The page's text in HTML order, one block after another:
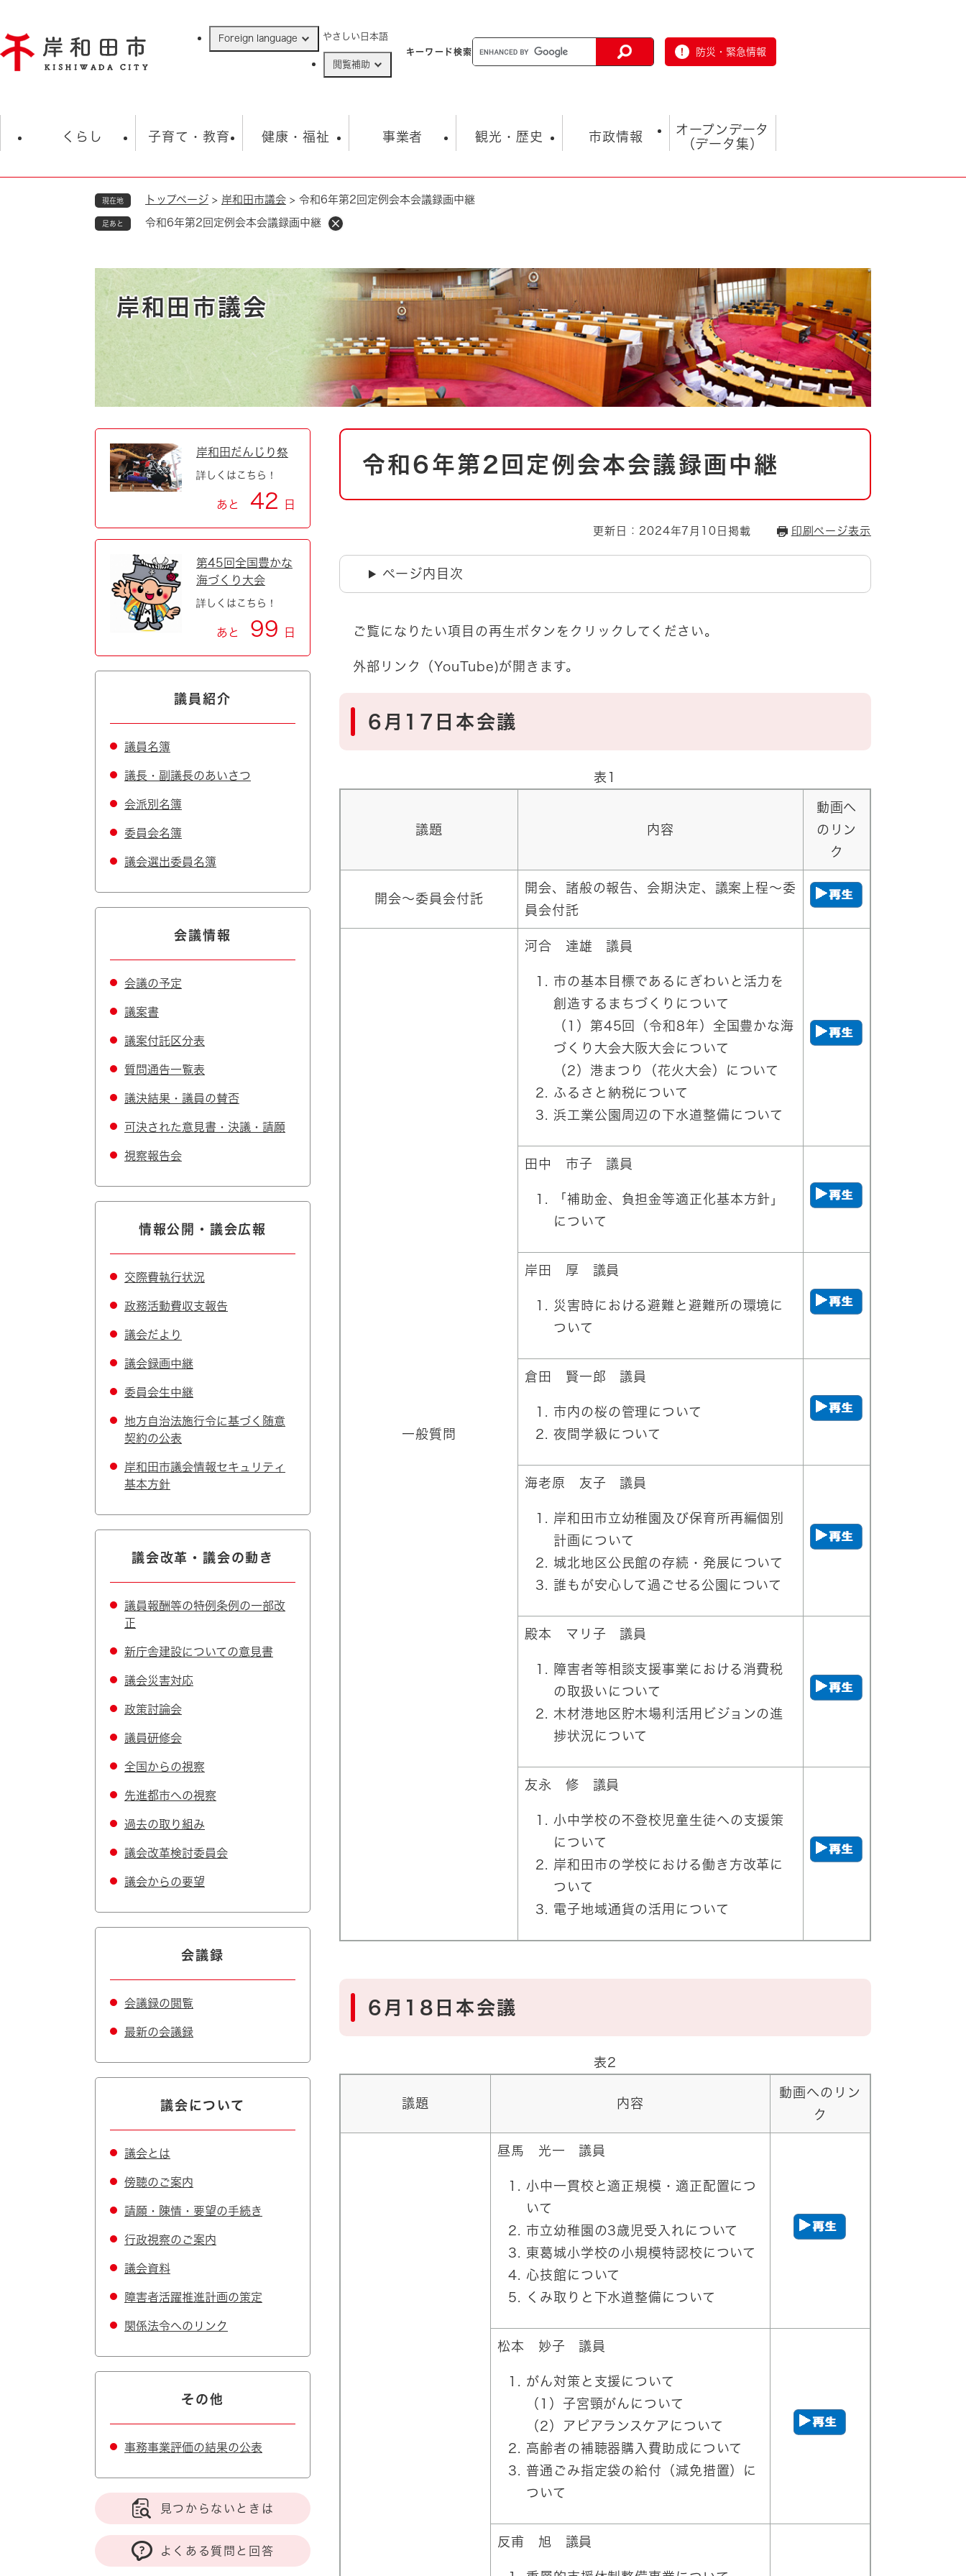
ジ
の
Foreign language やさしい日本語
閲覧補助
キーワード検索 防災・緊急情報
くらし
住民票・戸籍
ごみ・衛生・動物 救急・消防
防災・防犯 上水道・下水道
自然・環境・公園 住宅
引っ越し おくやみ
男女共同参画
地域コミュニティ・ボラン
道路・河川・交通 まちづくり
国際交流
子育て・教育
学校 子育て
健康・福祉
福祉・健康・生活 生涯学習・スポーツ
事業者
入札・契約情報
環境 福祉・介護
とじる
観光・歴史
観光 観光スポット
とじる
市政情報
市の概要
市政 職員採用情報
市役所・施設の案内
オープンデータ
（データ集）
オープンデータ
現在地 トップページ > 岸和田市議会 > 令和6年第2回定例会本会議録画中継
足あと 令和6年第2回定例会本会議録画中継
岸和田市議会
本
令和6年第2回定例会本会議録画中継
更新日：2024年7月10日掲載 印刷ページ表示
ページ内目次
ご覧になりたい項目の再生ボタンをクリックしてください。
外部リンク（YouTube)が開きます。
6月17日本会議
表1
議題 内容
動画へ
のリン
ク
開会～委員会付託
開会、諸般の報告、会期決定、議案上程～委
員会付託
一般質問
河合 達雄 議員
市の基本目標であるにぎわいと活力を
創造するまちづくりについて
（1）第45回（令和8年）全国豊かな海
づくり大会大阪大会について
（2）港まつり（花火大会）について
ふるさと納税について
浜工業公園周辺の下水道整備について
田中 市子 議員
「補助金、負担金等適正化基本方針」
について
岸田 厚 議員
災害時における避難と避難所の環境に
ついて
倉田 賢一郎 議員
市内の桜の管理について
夜間学級について
海老原 友子 議員
​岸和田市立幼稚園及び保育所再編個別
計画について
城北地区公民館の存続・発展について
誰もが安心して過ごせる公園について
殿本 マリ子 議員
​障害者等相談支援事業における消費税
の取扱いについて
木材港地区貯木場利活用ビジョンの進
捗状況について
友永 修 議員​
​小中学校の不登校児童生徒への支援策
について
岸和田市の学校における働き方改革に
ついて
電子地域通貨の活用について
6月18日本会議
表2
議題 内容
動画へのリン
ク
昼馬 光一 議員
​小中一貫校と適正規模・適正配置につ
いて
市立幼稚園の3歳児受入れについて
東葛城小学校の小規模特認校について
心技館について
くみ取りと下水道整備について
松本 妙子 議員
​がん対策と支援について
（1）子宮頸がんについて
（2）アピアランスケアについて
高齢者の補聴器購入費助成について
普通ごみ指定袋の給付（減免措置）に
ついて
反甫 旭 議員
岸和田だんじり祭
詳しくはこちら！
あと 42 日
第45回全国豊かな
海づくり大会
詳しくはこちら！
あと 99 日
議員紹介
議員名簿
議長・副議長のあいさつ
会派別名簿
委員会名簿
議会選出委員名簿
会議情報
会議の予定
議案書
議案付託区分表
質問通告一覧表
議決結果・議員の賛否
可決された意見書・決議・請願
視察報告会
情報公開・議会広報
交際費執行状況
政務活動費収支報告
議会だより
議会録画中継
委員会生中継
地方自治法施行令に基づく随意
契約の公表
岸和田市議会情報セキュリティ
基本方針
議会改革・議会の動き
議員報酬等の特例条例の一部改
正
新庁舎建設についての意見書
議会災害対応
政策討論会
議員研修会
全国からの視察
先進都市への視察
過去の取り組み
議会改革検討委員会
議会からの要望
会議録
会議録の閲覧
最新の会議録
議会について
議会とは
傍聴のご案内
請願・陳情・要望の手続き
行政視察のご案内
議会資料
障害者活躍推進計画の策定
関係法令へのリンク
その他
事務事業評価の結果の公表
見つからないときは
よくある質問と回答